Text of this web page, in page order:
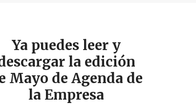
Ya puedes leer y
la edición
Mayo de Agenda de
la Empresa